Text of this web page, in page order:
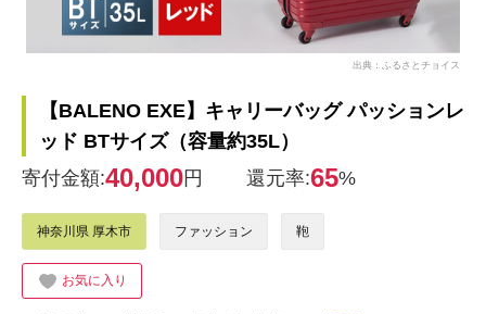
出典：ふるさとチョイス
【BALENO EXE】キャリーバッグ パッションレ
ッド BTサイズ（容量約35L）
寄付金額:40,000円 還元率:65%
神奈川県 厚木市 ファッション 鞄
お気に入り